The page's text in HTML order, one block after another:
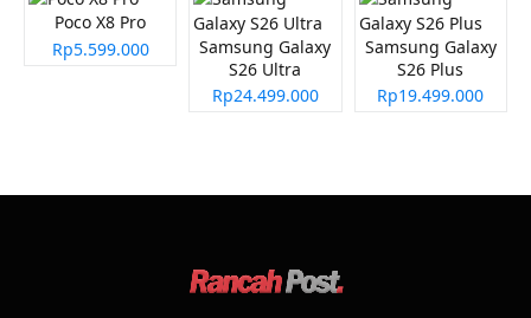
Poco X8 Pro
Rp5.599.000
Samsung Galaxy
S26 Ultra
Rp24.499.000
Samsung Galaxy
S26 Plus
Rp19.499.000